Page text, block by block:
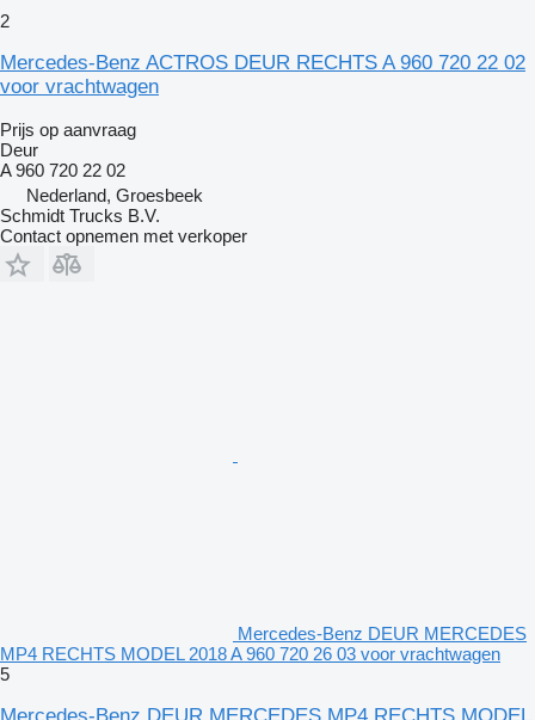
2
Mercedes-Benz ACTROS DEUR RECHTS A 960 720 22 02
voor vrachtwagen
Prijs op aanvraag
Deur
A 960 720 22 02
Nederland, Groesbeek
Schmidt Trucks B.V.
Contact opnemen met verkoper
Mercedes-Benz DEUR MERCEDES
MP4 RECHTS MODEL 2018 A 960 720 26 03 voor vrachtwagen
5
Mercedes-Benz DEUR MERCEDES MP4 RECHTS MODEL